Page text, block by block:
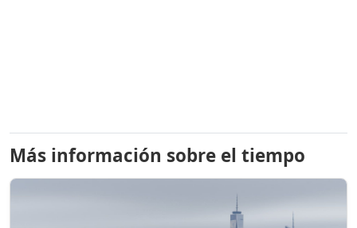
Más información sobre el tiempo